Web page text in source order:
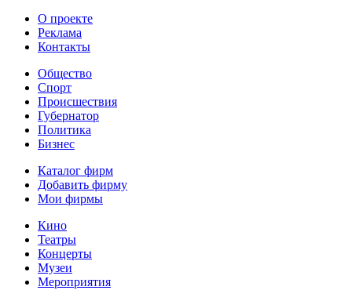
О проекте
Реклама
Контакты
Общество
Спорт
Происшествия
Губернатор
Политика
Бизнес
Каталог фирм
Добавить фирму
Мои фирмы
Кино
Театры
Концерты
Музеи
Мероприятия